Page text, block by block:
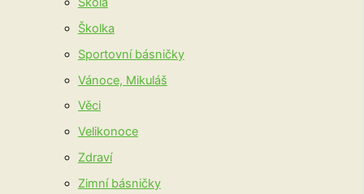
Školka
Sportovní básničky
Vánoce, Mikuláš
Věci
Velikonoce
Zdraví
Zimní básničky